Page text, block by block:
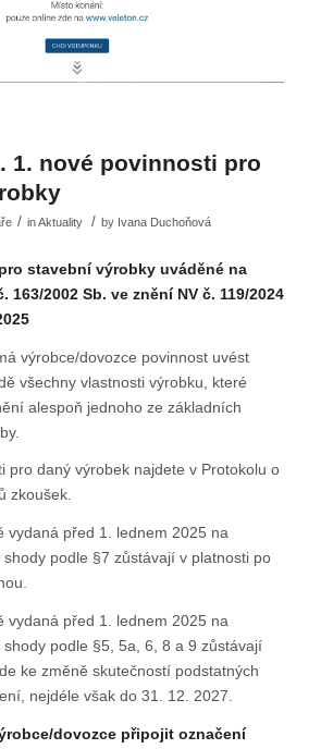
1. nové povinnosti pro
/ inAktuality / by Ivana Duchoňová
stavební výrobky uváděné na
163/2002 Sb. ve znění NV č. 119/2024
výrobce/dovozce povinnost uvést
všechny vlastnosti výrobku, které
alespoň jednoho ze základních
pro daný výrobek najdete v Protokolu o
zkoušek.
vydaná před 1. lednem 2025 na
podle §7 zůstávají v platnosti po
vydaná před 1. lednem 2025 na
podle §5, 5a, 6, 8 a 9 zůstávají
ke změně skutečností podstatných
nejdéle však do 31. 12. 2027.
dovozce připojit označení